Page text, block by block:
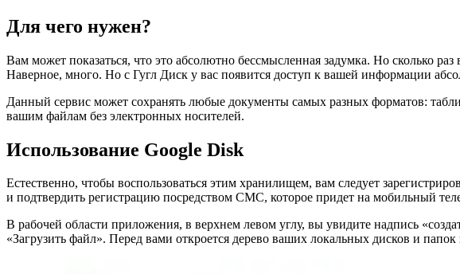
Для чего нужен?
Вам может показаться, что это абсолютно бессмысленная задумка. Но сколько
Наверное, много. Но с Гугл Диск у вас появится доступ к вашей информации
Данный сервис может сохранять любые документы самых разных форматов:
вашим файлам без электронных носителей.
Использование Google Disk
Естественно, чтобы воспользоваться этим хранилищем, вам следует
и подтвердить регистрацию посредством СМС, которое придет на мобильный
В рабочей области приложения, в верхнем левом углу, вы увидите надпись
«Загрузить файл». Перед вами откроется дерево ваших локальных дисков и